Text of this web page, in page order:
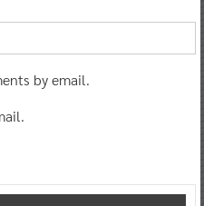
by email.